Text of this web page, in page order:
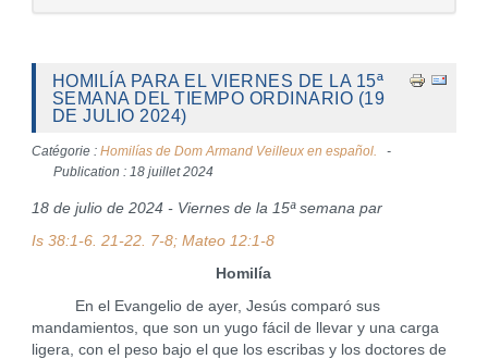
HOMILÍA PARA EL VIERNES DE LA 15ª
SEMANA DEL TIEMPO ORDINARIO (19
DE JULIO 2024)
Catégorie : Homilías de Dom Armand Veilleux en español.
Publication : 18 juillet 2024
18 de julio de 2024 - Viernes de la 15ª semana par
Is 38:1-6. 21-22. 7-8; Mateo 12:1-8
Homilía
En el Evangelio de ayer, Jesús comparó sus
mandamientos, que son un yugo fácil de llevar y una carga
ligera, con el peso bajo el que los escribas y los doctores de